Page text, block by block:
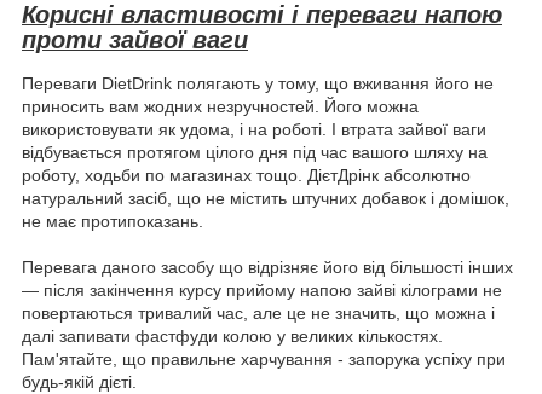
Корисні властивості і переваги напою
проти зайвої ваги
Переваги DietDrink полягають у тому, що вживання його не
приносить вам жодних незручностей. Його можна
використовувати як удома, і на роботі. І втрата зайвої ваги
відбувається протягом цілого дня під час вашого шляху на
роботу, ходьби по магазинах тощо. ДієтДрінк абсолютно
натуральний засіб, що не містить штучних добавок і домішок,
не має протипоказань.
Перевага даного засобу що відрізняє його від більшості інших
— після закінчення курсу прийому напою зайві кілограми не
повертаються тривалий час, але це не значить, що можна і
далі запивати фастфуди колою у великих кількостях.
Пам'ятайте, що правильне харчування - запорука успіху при
будь-якій дієті.